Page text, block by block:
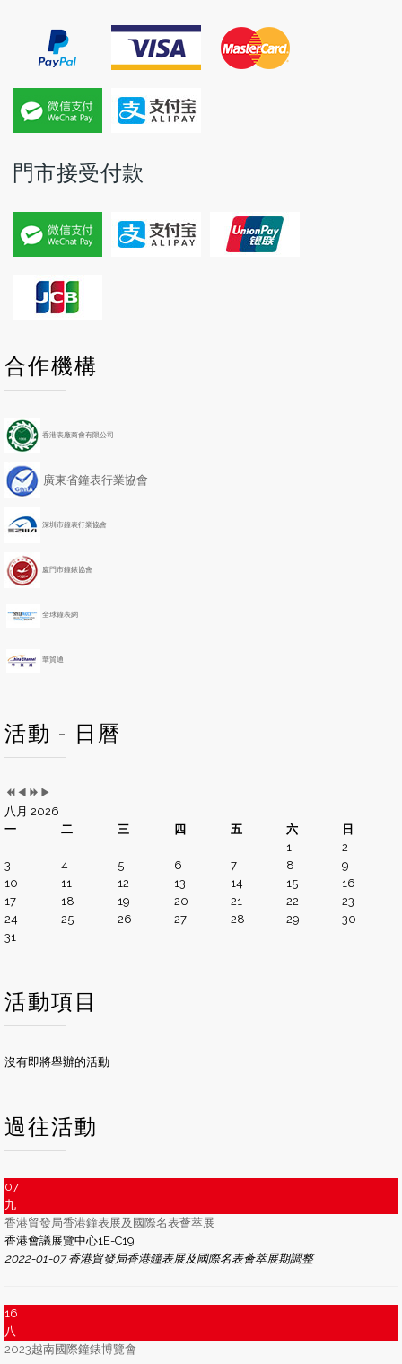
門市接受付款
合作機構
香港表廠商會有限公司
廣東省鐘表行業協會
深圳市鐘表行業協會
廈門市鐘錶協會
全球鐘表網
華貿通
活動 - 日曆
r
e
o
s
a
r
e
i
o
u
s
M
o
n
h
N
e
x
Y
e
a
r
N
e
x
八月 2026
一
二 三 四 五 六
日
1
2
3
4 5 6 7 8
9
10
11 12 13 14 15
16
17
18 19 20 21 22
23
24
25 26 27 28 29
30
31
活動項目
沒有即將舉辦的活動
過往活動
07
九
香港貿發局香港鐘表展及國際名表薈萃展
香港會議展覽中心1E-C19
2022-01-07 香港貿發局香港鐘表展及國際名表薈萃展期調整
16
八
2023越南國際鐘錶博覽會